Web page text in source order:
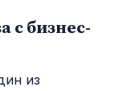
с бизнес-
из